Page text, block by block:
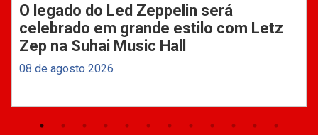
O legado do Led Zeppelin será
celebrado em grande estilo com Letz
Zep na Suhai Music Hall
08 de agosto 2026